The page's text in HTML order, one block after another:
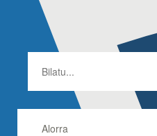
Alorra